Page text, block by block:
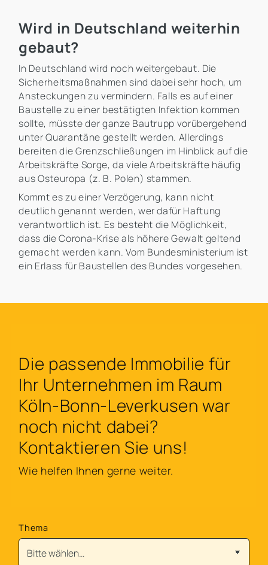
Wird in Deutschland weiterhin
gebaut?
In Deutschland wird noch weitergebaut. Die
Sicherheitsmaßnahmen sind dabei sehr hoch, um
Ansteckungen zu vermindern. Falls es auf einer
Baustelle zu einer bestätigten Infektion kommen
sollte, müsste der ganze Bautrupp vorübergehend
unter Quarantäne gestellt werden. Allerdings
bereiten die Grenzschließungen im Hinblick auf die
Arbeitskräfte Sorge, da viele Arbeitskräfte häufig
aus Osteuropa (z. B. Polen) stammen.
Kommt es zu einer Verzögerung, kann nicht
deutlich genannt werden, wer dafür Haftung
verantwortlich ist. Es besteht die Möglichkeit,
dass die Corona-Krise als höhere Gewalt geltend
gemacht werden kann. Vom Bundesministerium ist
ein Erlass für Baustellen des Bundes vorgesehen.
Die passende Immobilie für
Ihr Unternehmen im Raum
Köln-Bonn-Leverkusen war
noch nicht dabei?
Kontaktieren Sie uns!
Wie helfen Ihnen gerne weiter.
Thema